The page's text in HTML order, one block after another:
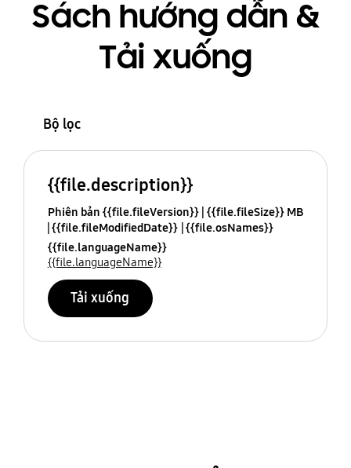
Sách hướng dẫn &
Tải xuống
Bộ lọc
{{file.description}}
Phiên bản {{file.fileVersion}} {{file.fileSize}} MB
{{file.fileModifiedDate}} {{file.osNames}}
{{file.languageName}}
{{file.languageName}}
Tải xuống